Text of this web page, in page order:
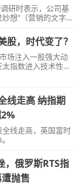
研时表示，公司基
想”（营销的文字
股，时代变了？
场注入一股强大动
指数进入技术性牛
线走高 纳指期
线走高，英国富时
俄罗斯RTS指
抛售